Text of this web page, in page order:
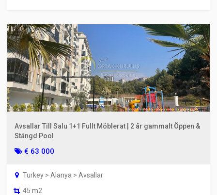
Avsallar Till Salu 1+1 Fullt Möblerat | 2 år gammalt Öppen &
Stängd Pool
€ 63 000
Turkey > Alanya > Avsallar
45 m2